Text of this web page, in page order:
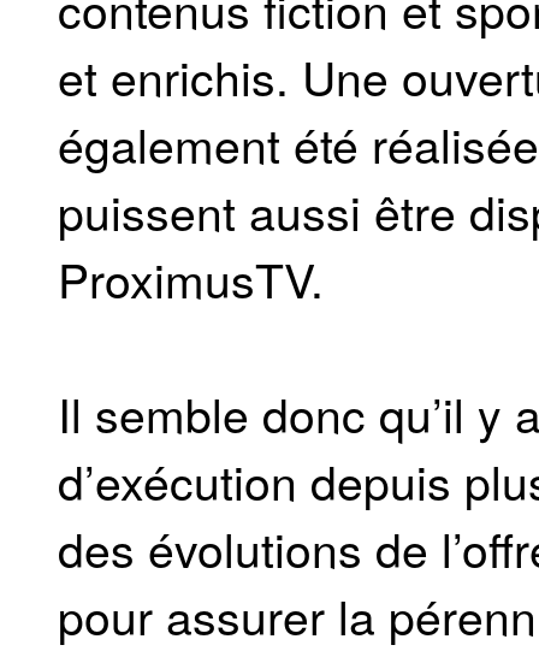
et enrichis. Une
également été
puissent aussi être
ProximusTV.
Il semble donc qu’il y
d’exécution depuis
des évolutions de
pour assurer la